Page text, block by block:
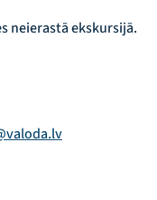
neierastā ekskursijā.